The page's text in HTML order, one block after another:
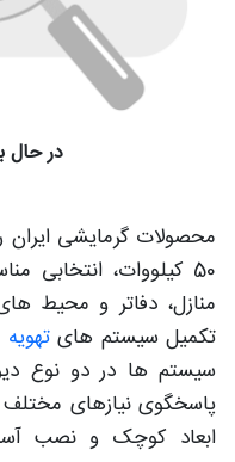
در حال
50 کیلووات،
منازل، دفاتر و محیط‌
تکمیل سیستم‌ های
سیستم ها در دو نوع
پاسخگوی نیازهای مختلف
ابعاد کوچک و نصب